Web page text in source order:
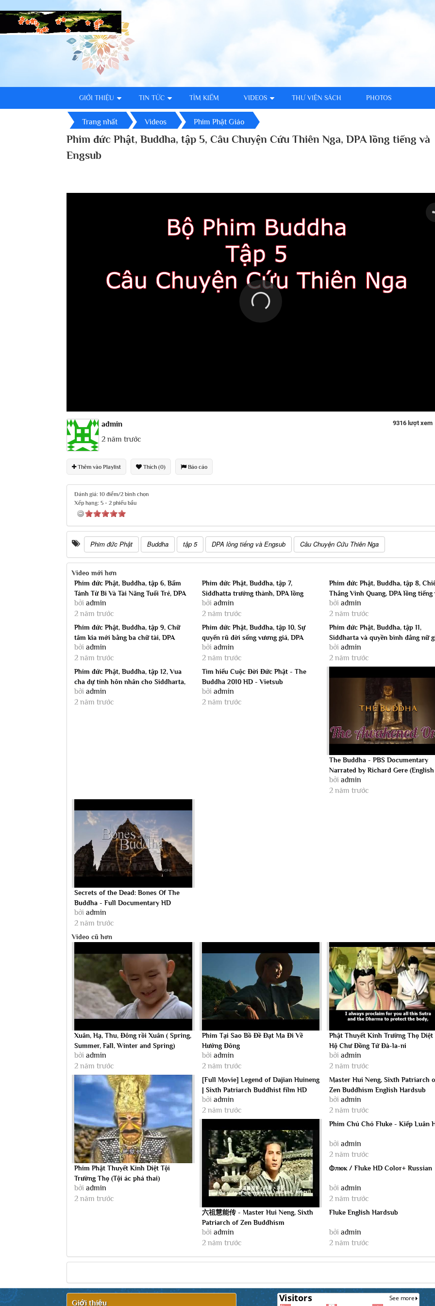
GIỚI THIỆU TIN TỨC TÌM KIẾM VIDEOS THƯ VIỆN SÁCH PHOTOS
Trang nhất Videos Phim Phật Giáo
Phim đức Phật, Buddha, tập 5, Câu Chuyện Cứu Thiên Nga, DPA lồng tiếng và
Engsub
admin
2 năm trước
9316 lượt xem
Thêm vào Playlist Thích (0) Báo cáo
Đánh giá: 10 điểm/2 bình chọn
Xếp hạng: 5 - 2 phiếu bầu
Phim đức Phật Buddha tập 5 DPA lồng tiếng và Engsub Câu Chuyện Cứu Thiên Nga
Video mới hơn
Phim đức Phật, Buddha, tập 6, Bẩm
Tánh Từ Bi Và Tài Năng Tuổi Trẻ, DPA
lồng...
bởi admin
2 năm trước
Phim đức Phật, Buddha, tập 7,
Siddhatta trưởng thành, DPA lồng
tiếng và...
bởi admin
2 năm trước
Phim đức Phật, Buddha, tập 8,
Thắng Vinh Quang, DPA lồng tiếng
bởiadmin
2 năm trước
Phim đức Phật, Buddha, tập 9, Chữ
tâm kia mới bằng ba chữ tài, DPA
lồng...
bởi admin
2 năm trước
Phim đức Phật, Buddha, tập 10, Sự
quyến rũ đời sống vương giả, DPA
lồng...
bởi admin
2 năm trước
Phim đức Phật, Buddha, tập 11,
Siddharta và quyền bình đẳng nữ
DPA...
bởiadmin
2 năm trước
Phim đức Phật, Buddha, tập 12, Vua
cha dự tính hôn nhân cho Siddharta,
DPA...
bởi admin
2 năm trước
Tìm hiểu Cuộc Đời Đức Phật - The
Buddha 2010 HD - Vietsub
bởi admin
2 năm trước
The Buddha - PBS Documentary
Narrated by Richard Gere (English
Subtitle) HD
bởiadmin
2 năm trước
Secrets of the Dead: Bones Of The
Buddha - Full Documentary HD
bởi admin
2 năm trước
Video cũ hơn
Xuân, Hạ, Thu, Đông rồi Xuân ( Spring,
Summer, Fall, Winter and Spring)
bởi admin
2 năm trước
Phim Tại Sao Bồ Đề Đạt Ma Đi Về
Hướng Đông
bởi admin
2 năm trước
Phật Thuyết Kinh Trường Thọ Diệt
Hộ Chư Đồng Tử Đà-la-ni
bởiadmin
2 năm trước
Phim Phật Thuyết Kinh Diệt Tội
Trường Thọ (Tội ác phá thai)
bởi admin
2 năm trước
[Full Movie] Legend of Dajian Huineng
| Sixth Patriarch Buddhist film HD
bởi admin
2 năm trước
Master Hui Neng, Sixth Patriarch
Zen Buddhism English Hardsub
bởiadmin
2 năm trước
六祖慧能传 - Master Hui Neng, Sixth
Patriarch of Zen Buddhism
bởi admin
2 năm trước
Phim Chú Chó Fluke - Kiếp Luân
bởiadmin
2 năm trước
Флюк / Fluke HD Color+ Russian
bởiadmin
2 năm trước
Fluke English Hardsub
bởiadmin
2 năm trước
Giới thiệu